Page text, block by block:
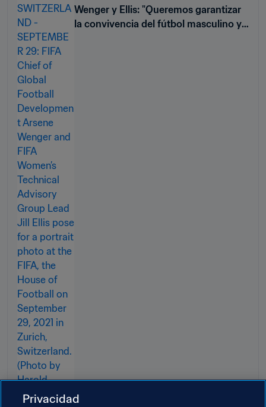
Wenger y Ellis: "Queremos garantizar
la convivencia del fútbol masculino y
Privacidad